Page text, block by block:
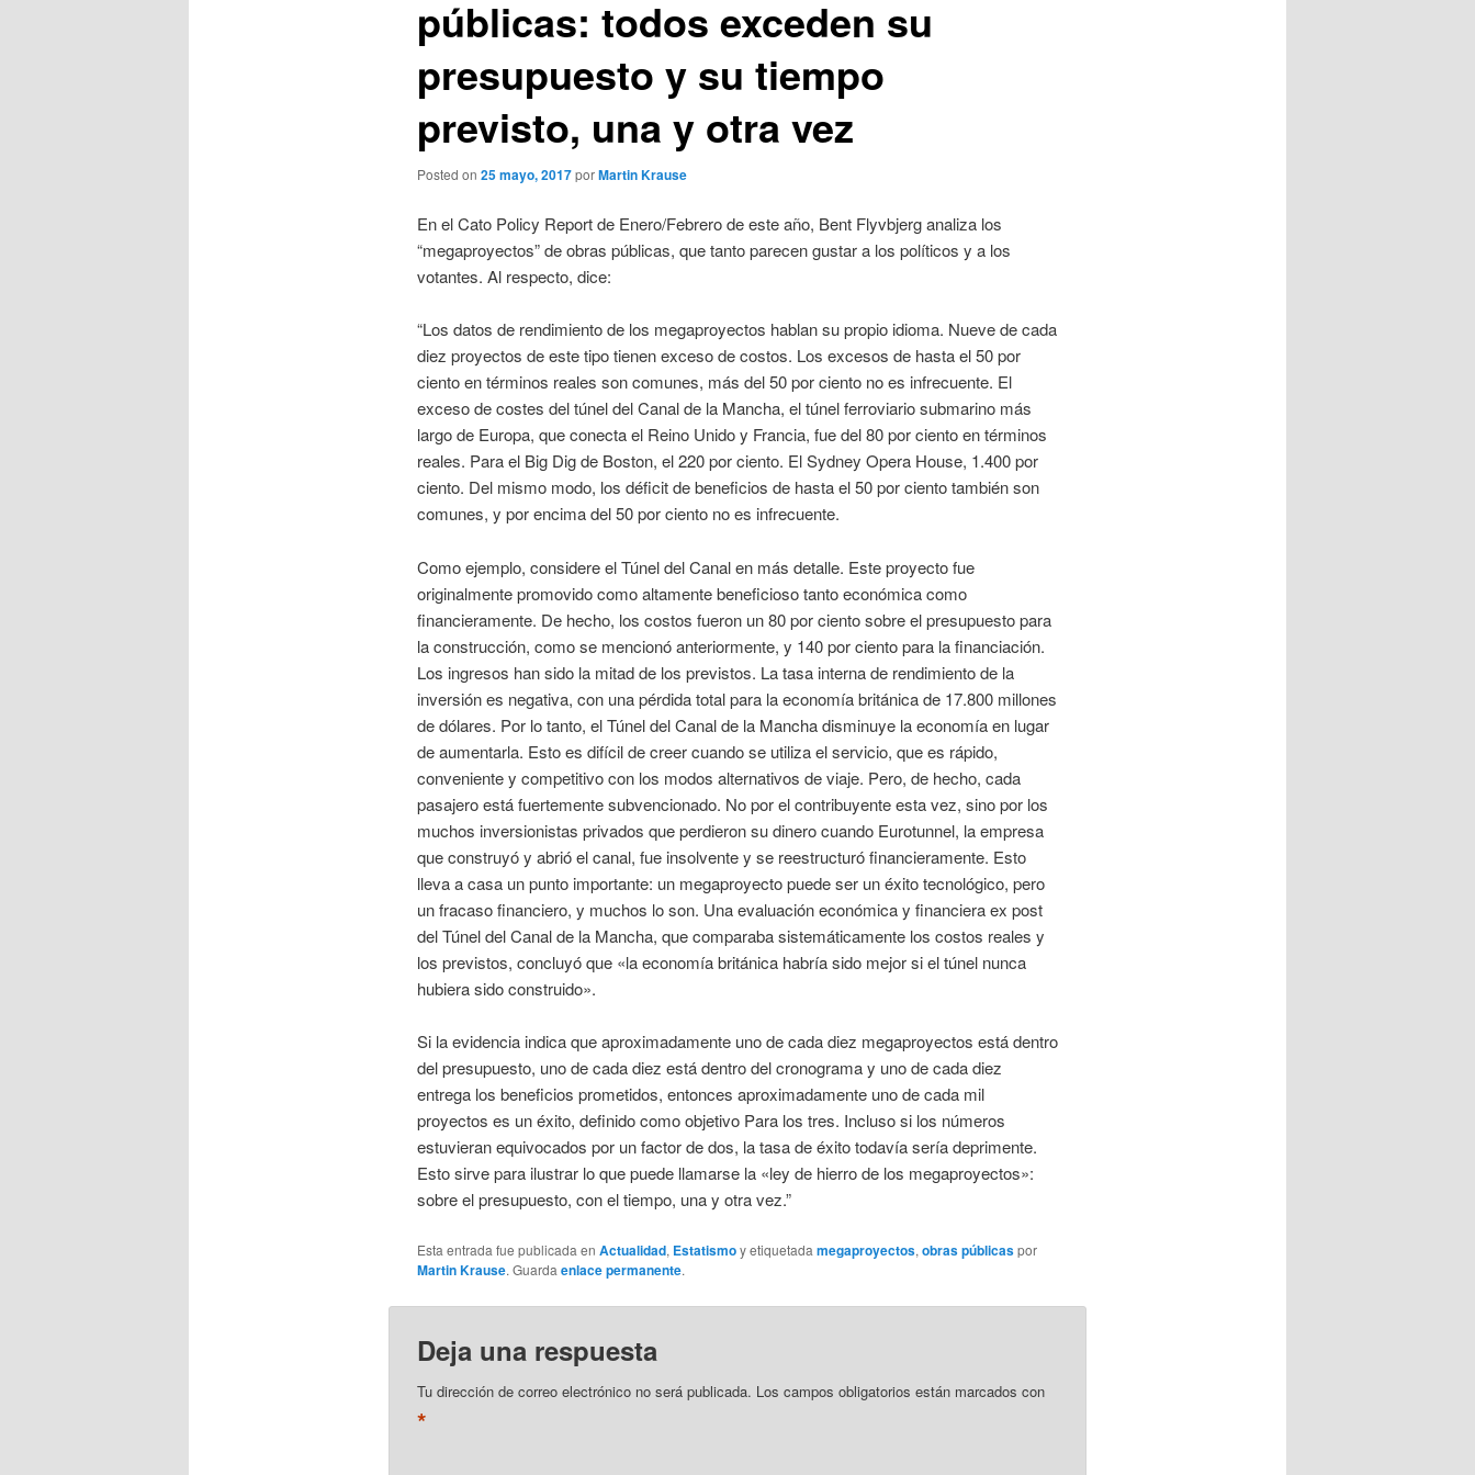
públicas: todos exceden su
presupuesto y su tiempo
previsto, una y otra vez
Posted on 25 mayo, 2017porMartin Krause
En el Cato Policy Report de Enero/Febrero de este año, Bent Flyvbjerg analiza los
“megaproyectos” de obras públicas, que tanto parecen gustar a los políticos y a los
votantes. Al respecto, dice:
“Los datos de rendimiento de los megaproyectos hablan su propio idioma. Nueve de cada
diez proyectos de este tipo tienen exceso de costos. Los excesos de hasta el 50 por
ciento en términos reales son comunes, más del 50 por ciento no es infrecuente. El
exceso de costes del túnel del Canal de la Mancha, el túnel ferroviario submarino más
largo de Europa, que conecta el Reino Unido y Francia, fue del 80 por ciento en términos
reales. Para el Big Dig de Boston, el 220 por ciento. El Sydney Opera House, 1.400 por
ciento. Del mismo modo, los déficit de beneficios de hasta el 50 por ciento también son
comunes, y por encima del 50 por ciento no es infrecuente.
Como ejemplo, considere el Túnel del Canal en más detalle. Este proyecto fue
originalmente promovido como altamente beneficioso tanto económica como
financieramente. De hecho, los costos fueron un 80 por ciento sobre el presupuesto para
la construcción, como se mencionó anteriormente, y 140 por ciento para la financiación.
Los ingresos han sido la mitad de los previstos. La tasa interna de rendimiento de la
inversión es negativa, con una pérdida total para la economía británica de 17.800 millones
de dólares. Por lo tanto, el Túnel del Canal de la Mancha disminuye la economía en lugar
de aumentarla. Esto es difícil de creer cuando se utiliza el servicio, que es rápido,
conveniente y competitivo con los modos alternativos de viaje. Pero, de hecho, cada
pasajero está fuertemente subvencionado. No por el contribuyente esta vez, sino por los
muchos inversionistas privados que perdieron su dinero cuando Eurotunnel, la empresa
que construyó y abrió el canal, fue insolvente y se reestructuró financieramente. Esto
lleva a casa un punto importante: un megaproyecto puede ser un éxito tecnológico, pero
un fracaso financiero, y muchos lo son. Una evaluación económica y financiera ex post
del Túnel del Canal de la Mancha, que comparaba sistemáticamente los costos reales y
los previstos, concluyó que «la economía británica habría sido mejor si el túnel nunca
hubiera sido construido».
Si la evidencia indica que aproximadamente uno de cada diez megaproyectos está dentro
del presupuesto, uno de cada diez está dentro del cronograma y uno de cada diez
entrega los beneficios prometidos, entonces aproximadamente uno de cada mil
proyectos es un éxito, definido como objetivo Para los tres. Incluso si los números
estuvieran equivocados por un factor de dos, la tasa de éxito todavía sería deprimente.
Esto sirve para ilustrar lo que puede llamarse la «ley de hierro de los megaproyectos»:
sobre el presupuesto, con el tiempo, una y otra vez.”
Esta entrada fue publicada en Actualidad, Estatismoy etiquetada megaproyectos, obras públicaspor
Martin Krause. Guarda enlace permanente.
Deja una respuesta
Tu dirección de correo electrónico no será publicada. Los campos obligatorios están marcados con
*